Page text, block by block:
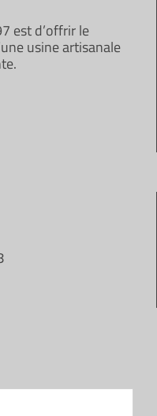
est d’offrir le
usine artisanale